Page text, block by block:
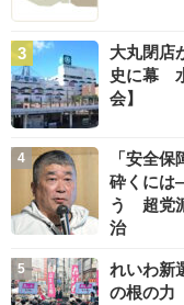
大丸閉店
史に幕
会】
「安全
砕くには
う 超党
治
れいわ新
の根の